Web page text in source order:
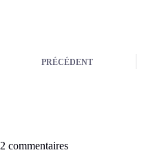
PRÉCÉDENT
2 commentaires